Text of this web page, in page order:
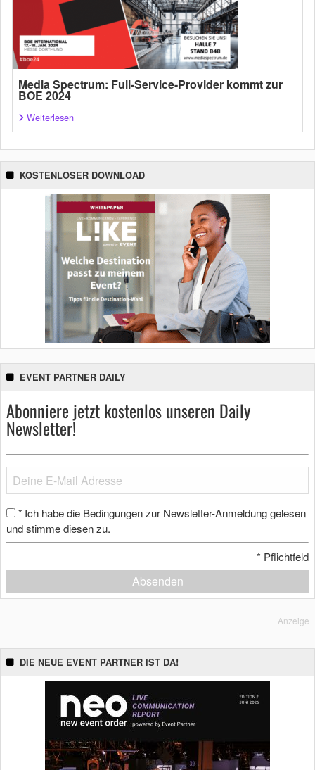
Media Spectrum: Full-Service-Provider kommt zur
BOE 2024
Weiterlesen
KOSTENLOSER DOWNLOAD
EVENT PARTNER DAILY
Abonniere jetzt kostenlos unseren Daily
Newsletter!
* Ich habe die Bedingungen zur Newsletter-Anmeldung gelesen
und stimme diesen zu.
* Pflichtfeld
Absenden
Anzeige
DIE NEUE EVENT PARTNER IST DA!